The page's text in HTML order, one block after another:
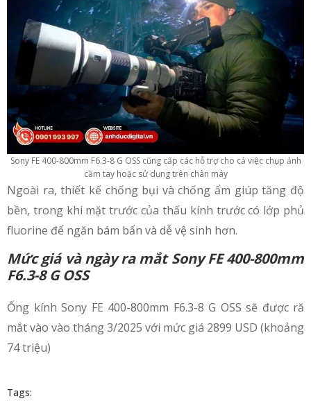
Sony FE 400-800mm F6.3-8 G OSS cũng cấp các hỗ trợ cho cả việc chụp ảnh
cầm tay hoặc sử dụng trên chân máy
Ngoài ra, thiết kế chống bụi và chống ẩm giúp tăng độ
bền, trong khi mặt trước của thấu kính trước có lớp phủ
fluorine để ngăn bám bẩn và dễ vệ sinh hơn.
Mức giá và ngày ra mắtSony FE 400-800mm
F6.3-8 G OSS
Ống kính Sony FE 400-800mm F6.3-8 G OSS sẽ được ră
mắt vào vào tháng 3/2025 với mức giá 2899 USD (khoảng
74 triệu)
Tags: